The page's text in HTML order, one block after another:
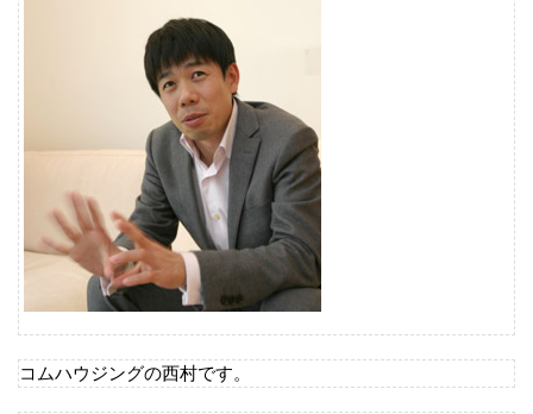
コムハウジングの西村です。